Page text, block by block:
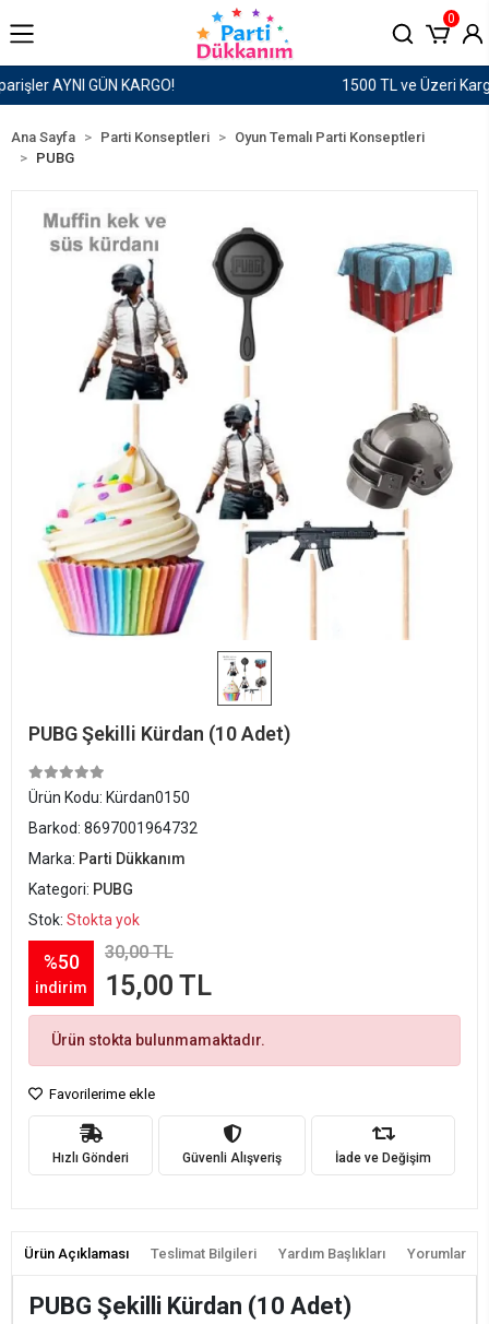
1500 TL ve Üzeri Kargo Ücretsiz!
0
Ana Sayfa Parti Konseptleri
Oyun Temalı Parti Konseptleri
PUBG
PUBG Şekilli Kürdan (10 Adet)
Ürün Kodu: Kürdan0150
Barkod: 8697001964732
Marka: Parti Dükkanım
Kategori: PUBG
Stok: Stokta yok
%50
indirim
30,00 TL
15,00 TL
Ürün stokta bulunmamaktadır.
Favorilerime ekle
Hızlı Gönderi Güvenli Alışveriş İade ve Değişim
Ürün Açıklaması Teslimat Bilgileri Yardım Başlıkları Yorumlar
PUBG Şekilli Kürdan (10 Adet)